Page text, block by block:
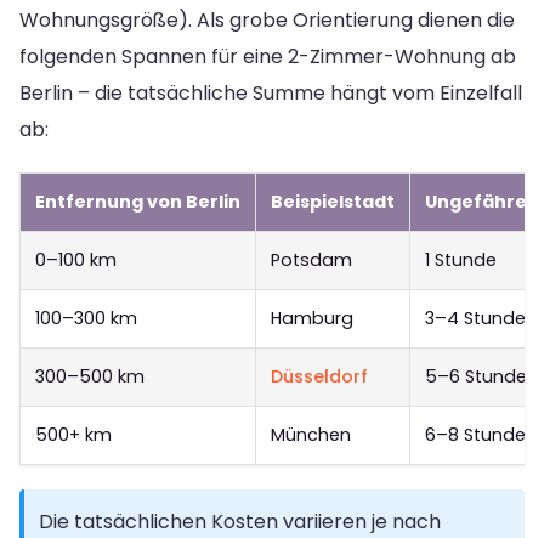
Wohnungsgröße). Als grobe Orientierung dienen die
folgenden Spannen für eine 2-Zimmer-Wohnung ab
Berlin – die tatsächliche Summe hängt vom Einzelfall
ab:
Entfernung von Berlin Beispielstadt Ungefähre
0–100 km Potsdam 1 Stunde
100–300 km Hamburg 3–4 Stunden
300–500 km Düsseldorf 5–6 Stunden
500+ km München 6–8 Stunden
Die tatsächlichen Kosten variieren je nach